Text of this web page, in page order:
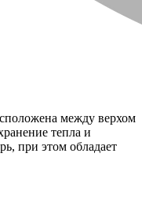
между верхом
тепла и
при этом обладает